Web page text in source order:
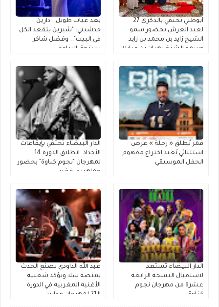
أبوظبي تحتفي بالذكرى 27
لعيد العرش بحضور سمو
الشيخ زايد بن محمد بن زايد
وسمو الشيخ نهيان بن مبارك
بعد غياب طويل.. دارين
حدشيتي: "شيرين بتقعد الكل
في البيت".. وفضل شاكر
يستحق البراءة
قمر يُطلق « رحلة » عرضٌ
استثنائي يُعيد اختراع مفهوم
الحفل الموسيقي
الدار البيضاء تحتفي بإيقاعات
الأجداد: انطلاق الدورة 14
لمهرجان "نجوم كناوة" بحضور
جماهيري غفير
الدار البيضاء تستعد
لاستقبال النسخة الرابعة
عشرة من مهرجان نجوم
كناوة
عبد الله الداودي يصنع الحدث
بمنصة سلا ويؤكد شعبية
الأغنية المغربية في الدورة
الـ21 لمهرجان موازين